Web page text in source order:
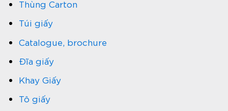
Thùng Carton
Túi giấy
Catalogue, brochure
Đĩa giấy
Khay Giấy
Tô giấy